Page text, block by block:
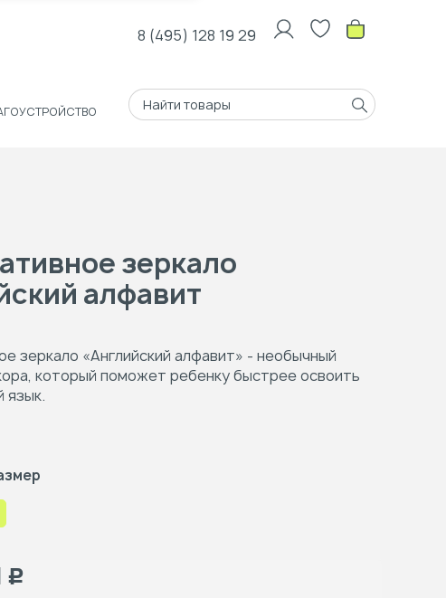
8 (495) 128 19 29
зеркало
алфавит
зеркало «Английский алфавит» - необычный
который поможет ребенку быстрее освоить
язык.
Р